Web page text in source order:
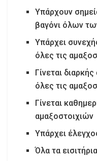
Υπάρχουν
βαγόνι όλων
Υπάρχει
όλες τις
Γίνεται
όλες τις
Γίνεται
αμαξοστοιχιών
Υπάρχει
Όλα τα